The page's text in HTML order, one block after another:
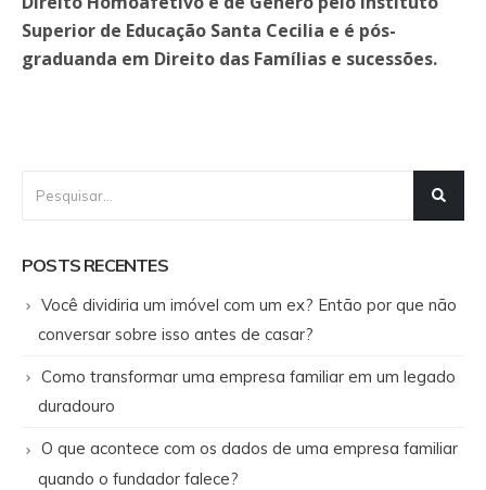
Superior de Educação Santa Cecilia e é pós-
graduanda em Direito das Famílias e sucessões.
POSTS RECENTES
Você dividiria um imóvel com um ex? Então por que não
conversar sobre isso antes de casar?
Como transformar uma empresa familiar em um legado
duradouro
O que acontece com os dados de uma empresa familiar
quando o fundador falece?